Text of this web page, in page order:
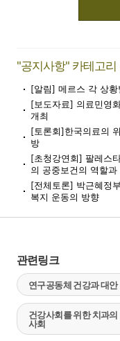
"공지사항" 카테고리
[알림] 메르스 각 상
[보도자료] 의료민영
개최
[토론회]한국의료의
방
[초청강연회] 팔레스
의 공중보건의 역할과
[전체토론] 박근혜정
복지 운동의 방향
관련링크
연구공동체 건강과 대안
건강사회를 위한 치과의
사회